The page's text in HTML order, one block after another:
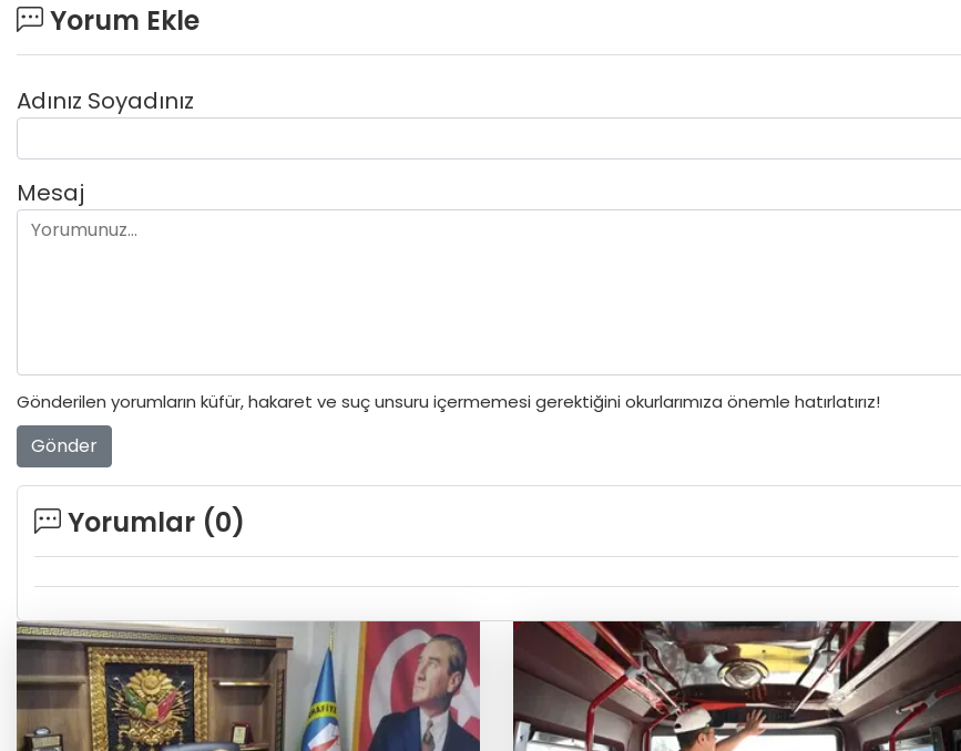
Yorum Ekle
Adınız Soyadınız
Mesaj
Gönderilen yorumların küfür, hakaret ve suç unsuru içermemesi gerektiğini okurlarımıza önemle hatırlatırız!
Gönder
Yorumlar (0)